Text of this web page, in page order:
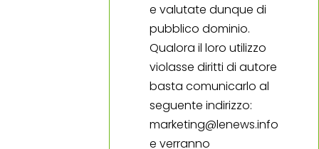
e valutate dunque di
pubblico dominio.
Qualora il loro utilizzo
violasse diritti di autore
basta comunicarlo al
seguente indirizzo:
marketing@lenews.info
e verranno